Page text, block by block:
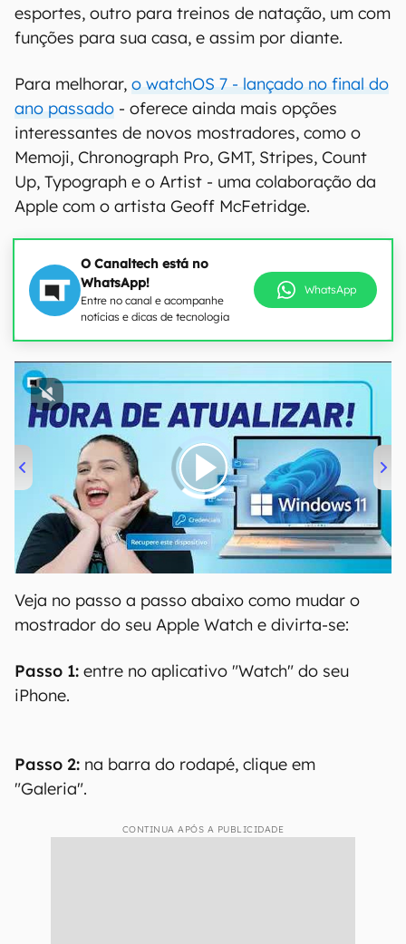
esportes, outro para treinos de natação, um com
funções para sua casa, e assim por diante.
Para melhorar, o watchOS 7 - lançado no final do
ano passado - oferece ainda mais opções
interessantes de novos mostradores, como o
Memoji, Chronograph Pro, GMT, Stripes, Count
Up, Typograph e o Artist - uma colaboração da
Apple com o artista Geoff McFetridge.
O Canaltech está no
WhatsApp!
Entre no canal e acompanhe
notícias e dicas de tecnologia
WhatsApp
00:00 04:52
Veja no passo a passo abaixo como mudar o
mostrador do seu Apple Watch e divirta-se:
Passo 1: entre no aplicativo "Watch" do seu
iPhone.
Passo 2: na barra do rodapé, clique em
"Galeria".
CONTINUA APÓS A PUBLICIDADE